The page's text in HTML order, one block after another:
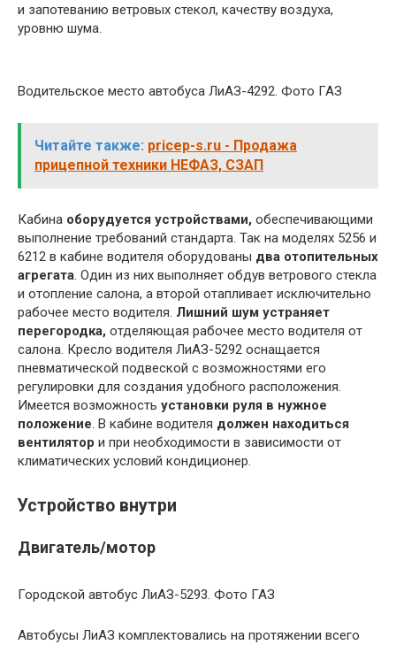
и запотеванию ветровых стекол, качеству воздуха,
уровню шума.
Водительское место автобуса ЛиАЗ-4292. Фото ГАЗ
Читайте также: pricep-s.ru - Продажа
прицепной техники НЕФАЗ, СЗАП
Кабина оборудуется устройствами, обеспечивающими
выполнение требований стандарта. Так на моделях 5256 и
6212 в кабине водителя оборудованы два отопительных
агрегата. Один из них выполняет обдув ветрового стекла
и отопление салона, а второй отапливает исключительно
рабочее место водителя. Лишний шум устраняет
перегородка, отделяющая рабочее место водителя от
салона. Кресло водителя ЛиАЗ-5292 оснащается
пневматической подвеской с возможностями его
регулировки для создания удобного расположения.
Имеется возможность установки руля в нужное
положение. В кабине водителя должен находиться
вентилятор и при необходимости в зависимости от
климатических условий кондиционер.
Устройство внутри
Двигатель/мотор
Городской автобус ЛиАЗ-5293. Фото ГАЗ
Автобусы ЛиАЗ комплектовались на протяжении всего